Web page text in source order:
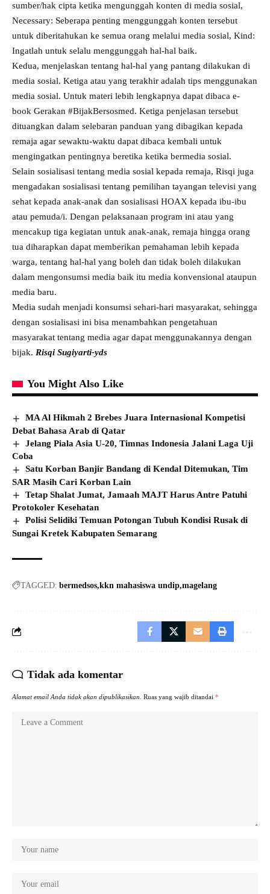
sumber/hak cipta ketika mengunggah konten di media sosial,
Necessary: Seberapa penting menggunggah konten tersebut
untuk diberitahukan ke semua orang melalui media sosial, Kind:
Ingatlah untuk selalu menggunggah hal-hal baik.
Kedua, menjelaskan tentang hal-hal yang pantang dilakukan di
media sosial. Ketiga atau yang terakhir adalah tips menggunakan
media sosial. Untuk materi lebih lengkapnya dapat dibaca e-
book Gerakan #BijakBersosmed. Ketiga penjelasan tersebut
dituangkan dalam selebaran panduan yang dibagikan kepada
remaja agar sewaktu-waktu dapat dibaca kembali untuk
mengingatkan pentingnya beretika ketika bermedia sosial.
Selain sosialisasi tentang media sosial kepada remaja, Risqi juga
mengadakan sosialisasi tentang pemilihan tayangan televisi yang
sehat kepada anak-anak dan sosialisasi HOAX kepada ibu-ibu
atau pemuda/i. Dengan pelaksanaan program ini atau yang
mencakup tiga kegiatan untuk anak-anak, remaja hingga orang
tua diharapkan dapat memberikan pemahaman lebih kepada
warga, tentang hal-hal yang boleh dan tidak boleh dilakukan
dalam mengonsumsi media baik itu media konvensional ataupun
media baru.
Media sudah menjadi konsumsi sehari-hari masyarakat, sehingga
dengan sosialisasi ini bisa menambahkan pengetahuan
masyarakat tentang media agar dapat menggunakannya dengan
bijak. Risqi Sugiyarti-yds
You Might Also Like
MA Al Hikmah 2 Brebes Juara Internasional Kompetisi
Debat Bahasa Arab di Qatar
Jelang Piala Asia U-20, Timnas Indonesia Jalani Laga Uji
Coba
Satu Korban Banjir Bandang di Kendal Ditemukan, Tim
SAR Masih Cari Korban Lain
Tetap Shalat Jumat, Jamaah MAJT Harus Antre Patuhi
Protokoler Kesehatan
Polisi Selidiki Temuan Potongan Tubuh Kondisi Rusak di
Sungai Kretek Kabupaten Semarang
TAGGED: bermedsos kkn mahasiswa undip magelang
Tidak ada komentar
Alamat email Anda tidak akan dipublikasikan. Ruas yang wajib ditandai *